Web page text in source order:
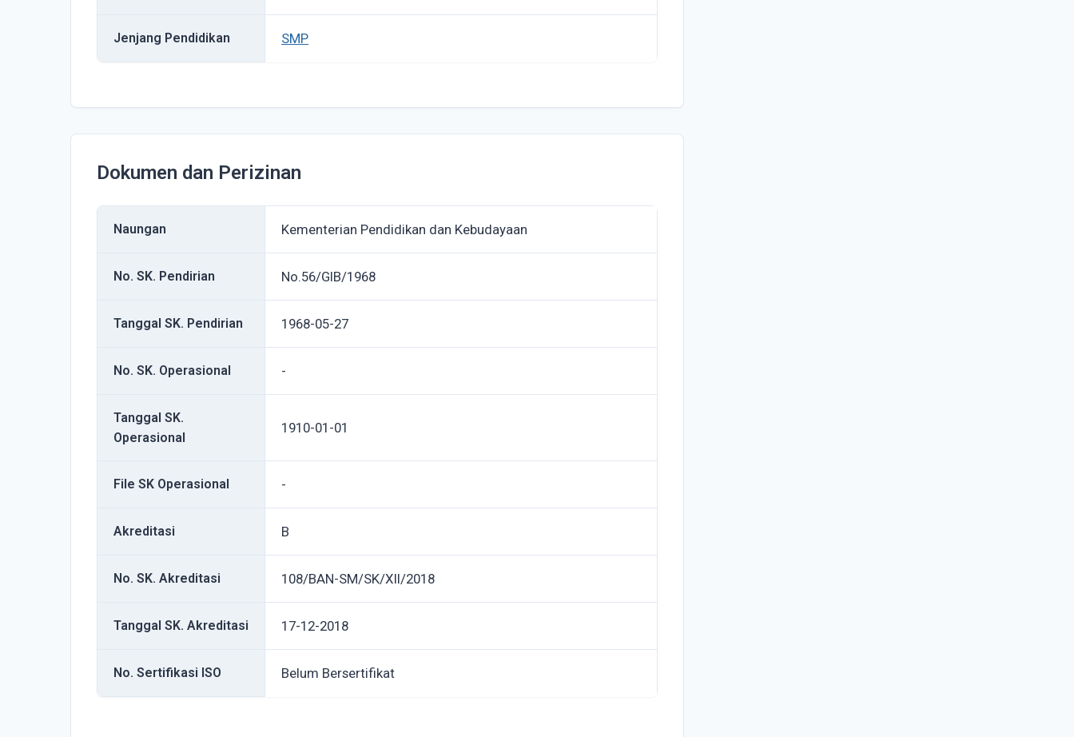
Jenjang Pendidikan SMP
Dokumen dan Perizinan
Naungan Kementerian Pendidikan dan Kebudayaan
No. SK. Pendirian No.56/GIB/1968
Tanggal SK. Pendirian 1968-05-27
No. SK. Operasional -
Tanggal SK.
Operasional
1910-01-01
File SK Operasional -
Akreditasi B
No. SK. Akreditasi 108/BAN-SM/SK/XII/2018
Tanggal SK. Akreditasi 17-12-2018
No. Sertifikasi ISO Belum Bersertifikat